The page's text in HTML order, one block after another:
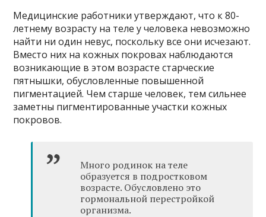
Медицинские работники утверждают, что к 80-
летнему возрасту на теле у человека невозможно
найти ни один невус, поскольку все они исчезают.
Вместо них на кожных покровах наблюдаются
возникающие в этом возрасте старческие
пятнышки, обусловленные повышенной
пигментацией. Чем старше человек, тем сильнее
заметны пигментированные участки кожных
покровов.
Много родинок на теле
образуется в подростковом
возрасте. Обусловлено это
гормональной перестройкой
организма.